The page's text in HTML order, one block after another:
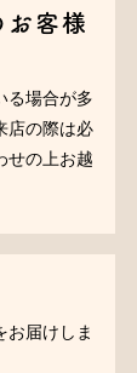
お客様
る場合が多
店の際は必
せの上お越
お届けしま